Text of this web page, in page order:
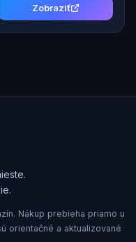
Zobraziť
Nákup prebieha priamo u
orientačné a aktualizované